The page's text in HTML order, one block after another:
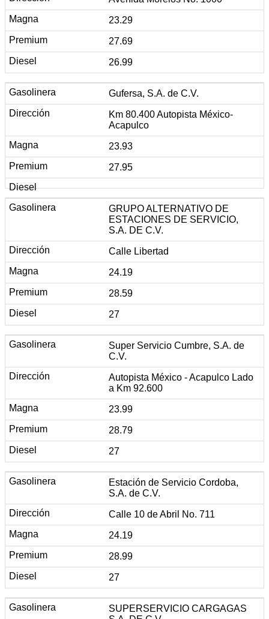
23.29
27.69
26.99
Gufersa, S.A. de C.V.
Km 80.400 Autopista México-
Acapulco
23.93
27.95
GRUPO ALTERNATIVO DE
ESTACIONES DE SERVICIO,
S.A. DE C.V.
Calle Libertad
24.19
28.59
27
Super Servicio Cumbre, S.A. de
C.V.
Autopista México - Acapulco Lado
a Km 92.600
23.99
28.79
27
Estación de Servicio Cordoba,
S.A. de C.V.
Calle 10 de Abril No. 711
24.19
28.99
27
SUPERSERVICIO CARGAGAS